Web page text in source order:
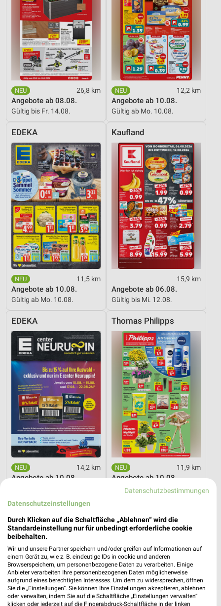
26,8 km
Angebote ab 08.08.
Gültig bis Fr. 14.08.
12,2 km
Angebote ab 10.08.
Gültig ab Mo. 10.08.
EDEKA
11,5 km
Angebote ab 10.08.
Gültig ab Mo. 10.08.
Kaufland
15,9 km
Angebote ab 06.08.
Gültig bis Mi. 12.08.
EDEKA
14,2 km
Angebote ab 10.08.
Thomas Philipps
11,9 km
Angebote ab 10.08.
Gültig ab Mo. 10.08.
Datenschutzbestimmungen
Datenschutzeinstellungen
Durch Klicken auf die Schaltfläche „Ablehnen“ wird die
Standardeinstellung nur für unbedingt erforderliche cookie
beibehalten.
Wir und unsere Partner speichern und/oder greifen auf Informationen auf
einem Gerät zu, wie z. B. eindeutige IDs in cookie und anderen
Browserspeichern, um personenbezogene Daten zu verarbeiten. Einige
Anbieter verarbeiten Ihre personenbezogenen Daten möglicherweise
aufgrund eines berechtigten Interesses. Um dem zu widersprechen, öffnen
Sie die „Einstellungen“. Sie können Ihre Einstellungen akzeptieren, ablehnen
oder verwalten, indem Sie auf die Schaltfläche „Einstellungen verwalten“
klicken oder jederzeit auf die Fingerabdruck-Schaltfläche in der linken